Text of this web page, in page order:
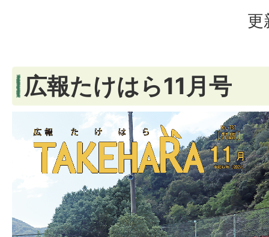
更
広報たけはら11月号